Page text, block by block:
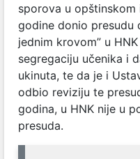
sporova u opštinskom
godine donio presudu
jednim krovom” u
segregaciju učenika i
ukinuta, te da je i
odbio reviziju te
godina, u HNK nije u
presuda.